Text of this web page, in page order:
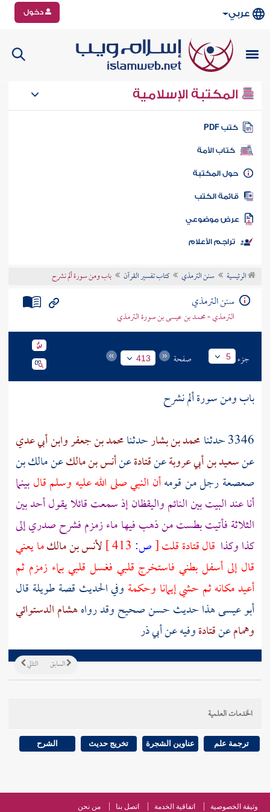
عربي دخول
المكتبة الإسلامية
كتب PDF
كتاب الأمة
المكتبة
الكتب
موضوعي
تراجم الأعلام
الرئيسية سنن الترمذي كتاب تفسير القرآن باب ومن سورة ألم نشرح
سنن الترمذي
الترمذي - محمد بن عيسى بن سورة الترمذي
جزء 5 صفحة 413
باب ومن سورة ألم نشرح
3346 حدثنا
محمد بن بشارحدثنامحمد بن جعفروابن أبي عدي
عنسعيد بن أبي عروبةعنقتادةعنأنس بن مالكعنمالك بن
صعصعةرجل من قومهأن النبي صلى الله عليه وسلم قالبينما
أنا عند البيت بين النائم واليقظان إذ سمعت قائلا يقول أحد بين
الثلاثة فأتيت بطست من ذهب فيها ماءزمزمفشرح صدري إلى
كذا وكذا قالقتادةقلت[ص: لأنس بن مالكما يعني
قال إلى أسفل بطني فاستخرج قلبي فغسل قلبي بماء زمزم ثم
أعيد مكانه ثم حشي إيمانا وحكمة وفي الحديث قصة طويلة قال
أبو عيسى هذا حديث حسن صحيح وقد رواههشام الدستوائي
وهمامعنقتادةوفيه عن أبي ذر
التالي السابق
الخدمات العلمية
ترجمة علم عناوين الشجرة تخريج حديث الشرح
وثيقة الخصوصية اتفاقية الخدمة اتصل بنا من نحن